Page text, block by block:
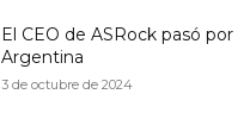
El CEO de ASRock pasó por
Argentina
3 de octubre de 2024